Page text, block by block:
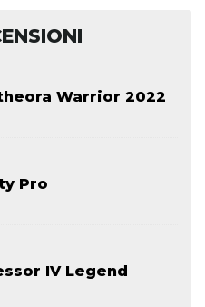
Warrior 2022
Pro
IV Legend